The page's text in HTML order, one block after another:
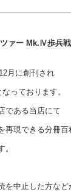
ァー Mk.Ⅳ歩兵
月に創刊され
っております。
である当店にて
再現できる分冊百
。
を中止した方など